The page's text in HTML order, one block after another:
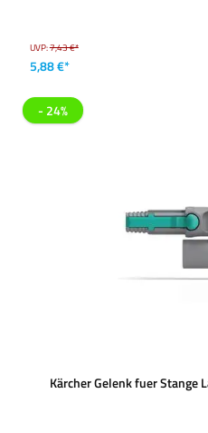
UVP:7,43 €*
5,88 €*
- 24%
Kärcher Gelenk fuer Stange